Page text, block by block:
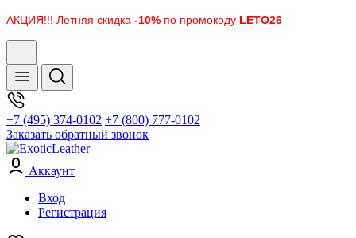
АКЦИЯ!!! Летняя скидка -10% по промокоду LETO26
+7 (495) 374-0102 +7 (800) 777-0102
Заказать обратный звонок
Аккаунт
Вход
Регистрация